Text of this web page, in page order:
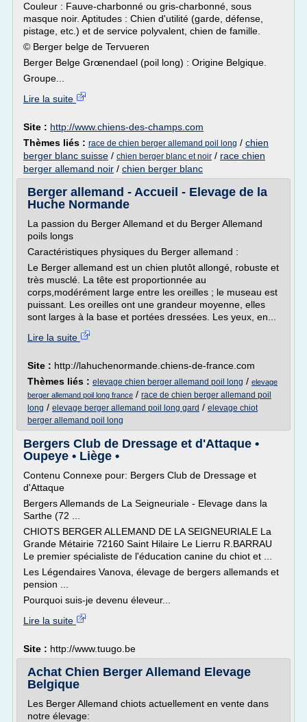
Couleur : Fauve-charbonné ou gris-charbonné, sous
masque noir. Aptitudes : Chien d'utilité (garde, défense,
pistage, etc.) et de service polyvalent, chien de famille.
© Berger belge de Tervueren
Berger Belge Grœnendael (poil long) : Origine Belgique.
Groupe...
Lire la suite
Site : http://www.chiens-des-champs.com
Thèmes liés : race de chien berger allemand poil long / chien
berger blanc suisse / chien berger blanc et noir / race chien
berger allemand noir / chien berger blanc
Berger allemand - Accueil - Elevage de la
Huche Normande
La passion du Berger Allemand et du Berger Allemand
poils longs
Caractéristiques physiques du Berger allemand :
Le Berger allemand est un chien plutôt allongé, robuste et
très musclé. La tête est proportionnée au
corps,modérément large entre les oreilles ; le museau est
puissant. Les oreilles ont une grandeur moyenne, elles
sont larges à la base et portées dressées. Les yeux, en...
Lire la suite
Site : http://lahuchenormande.chiens-de-france.com
Thèmes liés : elevage chien berger allemand poil long / elevage
berger allemand poil long france / race de chien berger allemand poil
long / elevage berger allemand poil long gard / elevage chiot
berger allemand poil long
Bergers Club de Dressage et d'Attaque •
Oupeye • Liège •
Contenu Connexe pour: Bergers Club de Dressage et
d'Attaque
Bergers Allemands de La Seigneuriale - Elevage dans la
Sarthe (72 ...
CHIOTS BERGER ALLEMAND DE LA SEIGNEURIALE La
Grande Métairie 72160 Saint Hilaire Le Lierru R.BARRAU
Le premier spécialiste de l'éducation canine du chiot et ...
Les Légendaires Vanova, élevage de bergers allemands et
pension ...
Pourquoi suis-je devenu éleveur...
Lire la suite
Site : http://www.tuugo.be
Achat Chien Berger Allemand Elevage
Belgique
Les Berger Allemand chiots actuellement en vente dans
notre élevage: